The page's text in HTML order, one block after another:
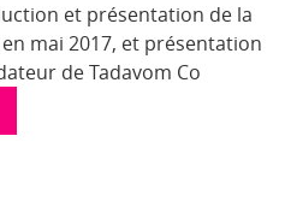
et présentation de la
mai 2017, et présentation
de Tadavom Co